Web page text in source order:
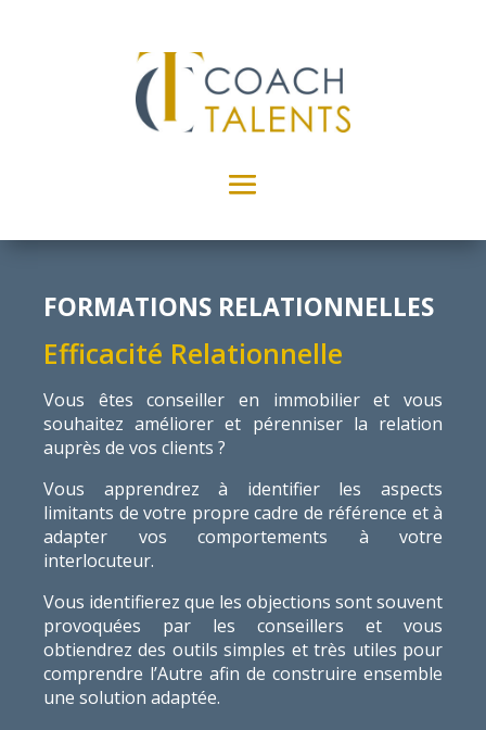
FORMATIONS RELATIONNELLES
Efficacité Relationnelle
Vous êtes conseiller en immobilier et vous
souhaitez améliorer et pérenniser la relation
auprès de vos clients ?
Vous apprendrez à identifier les aspects
limitants de votre propre cadre de référence et à
adapter vos comportements à votre
interlocuteur.
Vous identifierez que les objections sont souvent
provoquées par les conseillers et vous
obtiendrez des outils simples et très utiles pour
comprendre l’Autre afin de construire ensemble
une solution adaptée.